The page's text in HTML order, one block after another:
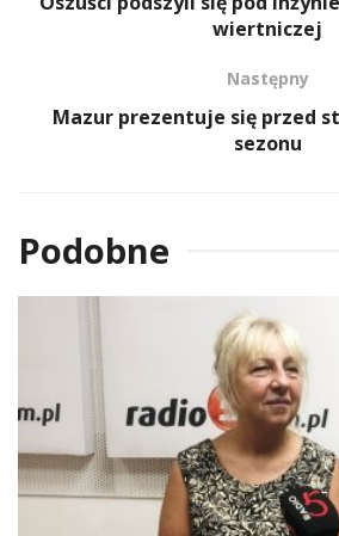
wiertniczej
Następny
Mazur prezentuje się przed
sezonu
Podobne